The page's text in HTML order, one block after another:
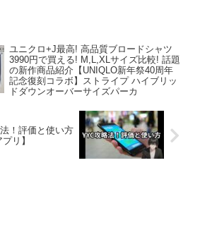
ユニクロ+J最高! 高品質ブロードシャツ
3990円で買える! M,L,XLサイズ比較! 話題
の新作商品紹介【UNIQLO新年祭40周年
記念復刻コラボ】ストライプ ハイブリッ
ドダウンオーバーサイズパーカ
！評価と使い方
リ】